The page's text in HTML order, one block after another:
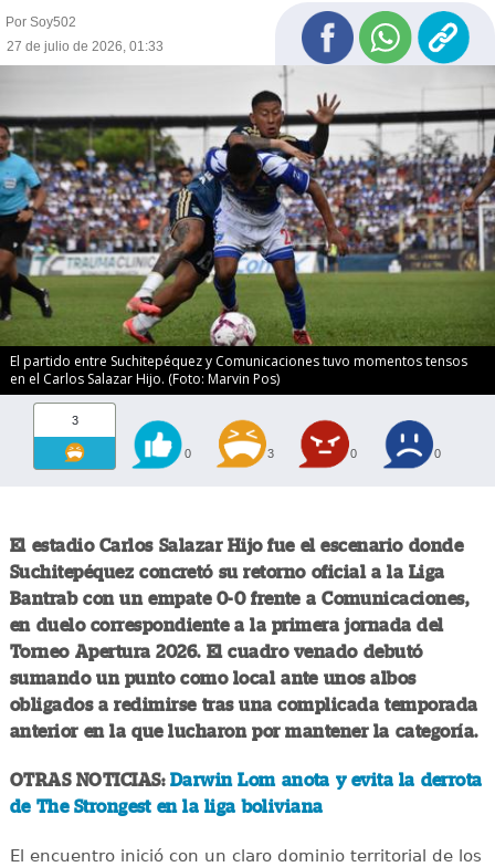
Por Soy502
27 de julio de 2026, 01:33
El partido entre Suchitepéquez y Comunicaciones tuvo momentos tensos
en el Carlos Salazar Hijo. (Foto: Marvin Pos)
3
0 3 0 0
El estadio Carlos Salazar Hijo fue el escenario donde
Suchitepéquez concretó su retorno oficial a la Liga
Bantrab con un empate 0-0 frente a Comunicaciones,
en duelo correspondiente a la primera jornada del
Torneo Apertura 2026. El cuadro venado debutó
sumando un punto como local ante unos albos
obligados a redimirse tras una complicada temporada
anterior en la que lucharon por mantener la categoría.
OTRAS NOTICIAS: Darwin Lom anota y evita la derrota
de The Strongest en la liga boliviana
El encuentro inició con un claro dominio territorial de los